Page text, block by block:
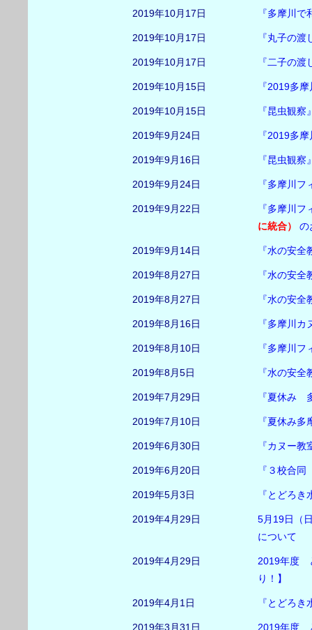
2019年10月17日 『多摩川
2019年10月17日 『丸子の渡
2019年10月17日 『二子の渡
2019年10月15日 『2019多
2019年10月15日 『昆虫観察
2019年9月24日 『2019多
2019年9月16日 『昆虫観
2019年9月24日 『多摩川
2019年9月22日
『多摩川
に統合）
の
2019年9月14日 『水の安
2019年8月27日 『水の安
2019年8月27日 『水の安
2019年8月16日 『多摩川
2019年8月10日 『多摩川
2019年8月5日 『水の安
2019年7月29日 『夏休み
2019年7月10日 『夏休み
2019年6月30日 『カヌー
2019年6月20日 『３校合
2019年5月3日 『とどろ
2019年4月29日
5月19日（
について
2019年4月29日
2019年度
り！】
2019年4月1日 『とどろ
2019年3月31日 2019年度